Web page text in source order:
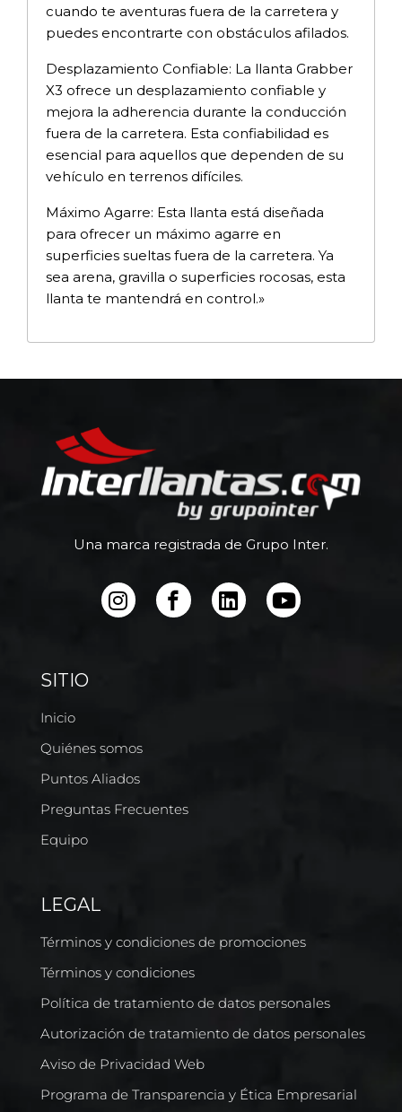
cuando te aventuras fuera de la carretera y
puedes encontrarte con obstáculos afilados.
Desplazamiento Confiable: La llanta Grabber
X3 ofrece un desplazamiento confiable y
mejora la adherencia durante la conducción
fuera de la carretera. Esta confiabilidad es
esencial para aquellos que dependen de su
vehículo en terrenos difíciles.
Máximo Agarre: Esta llanta está diseñada
para ofrecer un máximo agarre en
superficies sueltas fuera de la carretera. Ya
sea arena, gravilla o superficies rocosas, esta
llanta te mantendrá en control.»
Una marca registrada de Grupo Inter.
SITIO
Inicio
Quiénes somos
Puntos Aliados
Preguntas Frecuentes
Equipo
LEGAL
Términos y condiciones de promociones
Términos y condiciones
Política de tratamiento de datos personales
Autorización de tratamiento de datos personales
Aviso de Privacidad Web
Programa de Transparencia y Ética Empresarial